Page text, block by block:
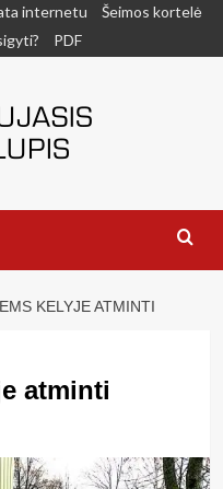
internetu
Šeimos kortelė
PDF
KELYJE ATMINTI
atminti